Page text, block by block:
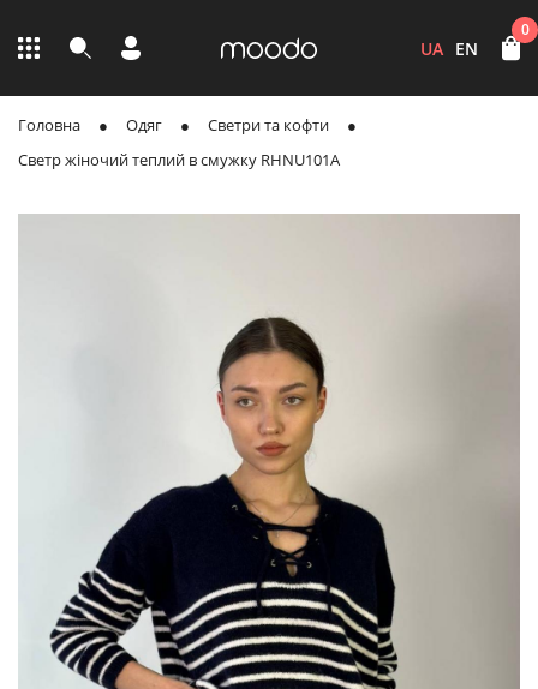
UA EN
0
Головна Одяг
Светри та кофти
Светр жіночий теплий в смужку RHNU101A